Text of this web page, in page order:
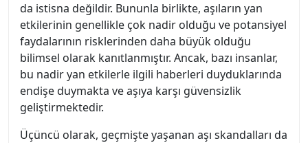
da istisna değildir. Bununla birlikte, aşıların yan
etkilerinin genellikle çok nadir olduğu ve potansiyel
faydalarının risklerinden daha büyük olduğu
bilimsel olarak kanıtlanmıştır. Ancak, bazı insanlar,
bu nadir yan etkilerle ilgili haberleri duyduklarında
endişe duymakta ve aşıya karşı güvensizlik
geliştirmektedir.
Üçüncü olarak, geçmişte yaşanan aşı skandalları da